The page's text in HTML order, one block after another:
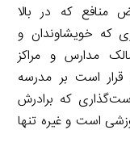
منافع که در بالا
که خویشاوندان و
مدارس و مراکز
است بر مدرسه
که برادرش
است و غیره تنها